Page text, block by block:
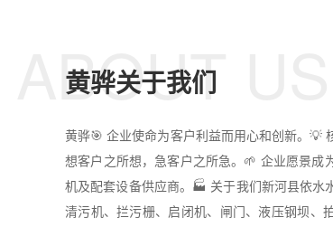
黄骅关于我们
ABOUT US
黄骅🎯 企业使命为客户利益而用心和创新。💡
想客户之所想，急客户之所急。🌱 企业愿景成
机及配套设备供应商。🏭 关于我们新河县依水
清污机、拦污栅、启闭机、闸门、液压钢坝、